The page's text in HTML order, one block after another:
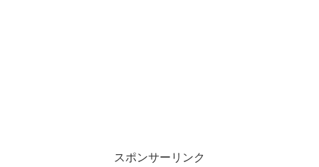
スポンサーリンク